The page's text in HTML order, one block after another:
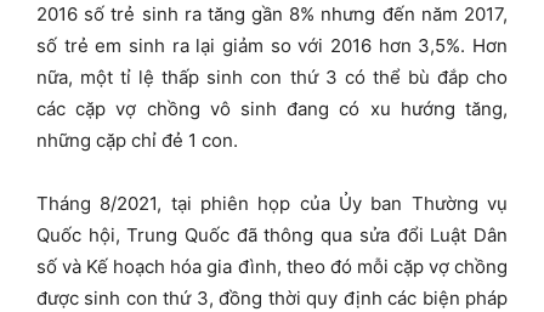
2016 số trẻ sinh ra tăng gần 8% nhưng đến năm 2017,
số trẻ em sinh ra lại giảm so với 2016 hơn 3,5%. Hơn
nữa, một tỉ lệ thấp sinh con thứ 3 có thể bù đắp cho
các cặp vợ chồng vô sinh đang có xu hướng tăng,
những cặp chỉ đẻ 1 con.
Tháng 8/2021, tại phiên họp của Ủy ban Thường vụ
Quốc hội, Trung Quốc đã thông qua sửa đổi Luật Dân
số và Kế hoạch hóa gia đình, theo đó mỗi cặp vợ chồng
được sinh con thứ 3, đồng thời quy định các biện pháp